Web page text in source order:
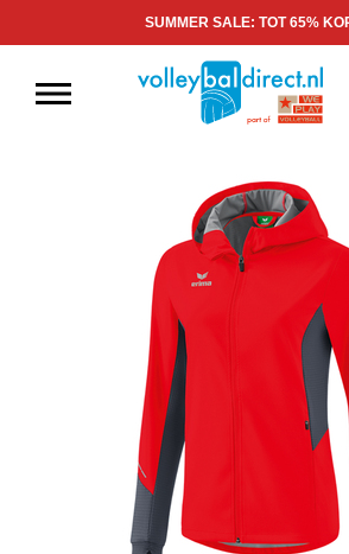
SUMMER SALE: TOT 65%